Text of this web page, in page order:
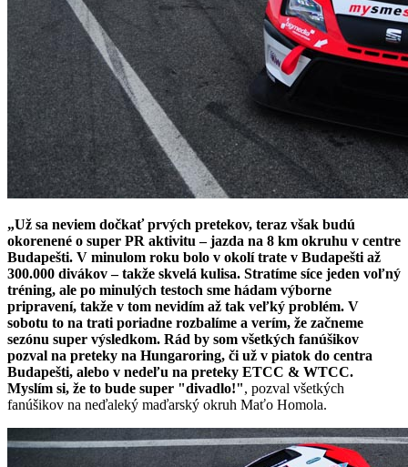
„Už sa neviem dočkať prvých pretekov, teraz však budú
okorenené o super PR aktivitu – jazda na 8 km okruhu v centre
Budapešti. V minulom roku bolo v okolí trate v Budapešti až
300.000 divákov – takže skvelá kulisa. Stratíme síce jeden voľný
tréning, ale po minulých testoch sme hádam výborne
pripravení, takže v tom nevidím až tak veľký problém. V
sobotu to na trati poriadne rozbalíme a verím, že začneme
sezónu super výsledkom. Rád by som všetkých fanúšikov
pozval na preteky na Hungaroring, či už v piatok do centra
Budapešti, alebo v nedeľu na preteky ETCC & WTCC.
Myslím si, že to bude super "divadlo!", pozval všetkých
fanúšikov na neďaleký maďarský okruh Maťo Homola.